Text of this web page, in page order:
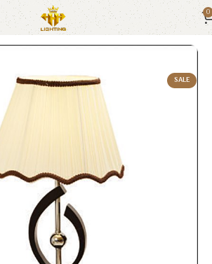
0
Đèn Trang Trí
SALE